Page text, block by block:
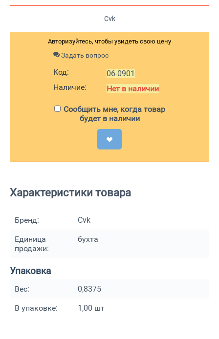
Cvk
Авторизуйтесь, чтобы увидеть свою цену
Задать вопрос
Код:
06-0901
Наличие:
Нет в наличии
Сообщить мне, когда товар
будет в наличии
Характеристики товара
Бренд: Cvk
Единица
продажи:
бухта
Упаковка
Вес: 0,8375
В упаковке: 1,00 шт